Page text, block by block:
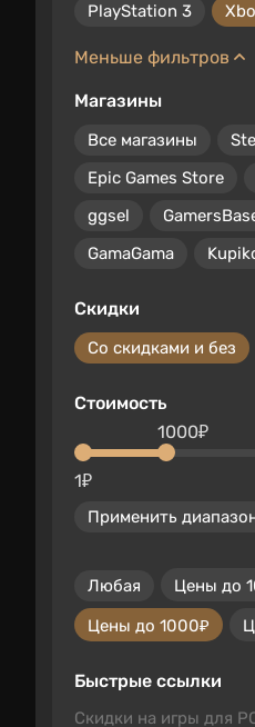
PlayStation 3
Меньше фильтров
Магазины
Все магазины
Epic Games Store
ggsel
GamaGama
Скидки
Со скидками и без
Стоимость
1₽
1000₽
Применить
Любая Цены до
Цены до 1000₽
Быстрые ссылки
Скидки на игры для